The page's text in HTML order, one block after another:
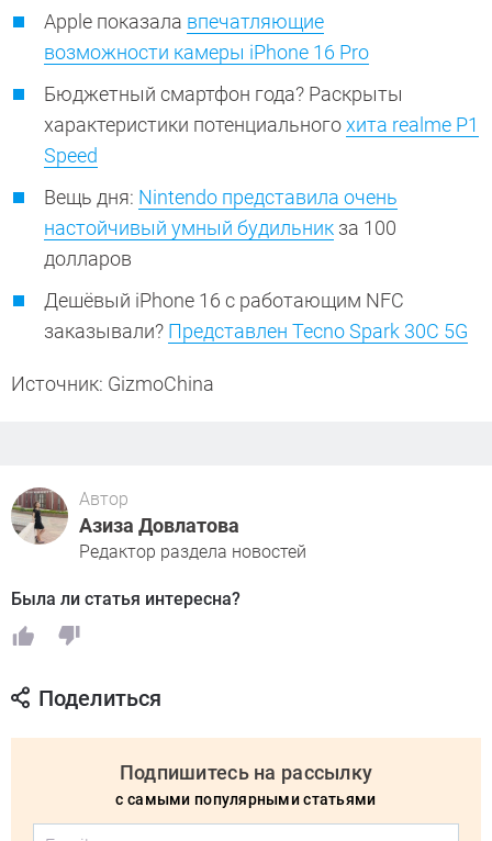
Apple показала впечатляющие
возможности камеры iPhone 16 Pro
Бюджетный смартфон года? Раскрыты
характеристики потенциальногохита realme P1
Speed
Вещь дня: Nintendo представила очень
настойчивый умный будильник за 100
долларов
Дешёвый iPhone 16 с работающим NFC
заказывали? Представлен Tecno Spark 30C 5G
Источник: GizmoChina
Автор
Азиза Довлатова
Редактор раздела новостей
Была ли статья интересна?
Поделиться
Подпишитесь на рассылку
с самыми популярными статьями